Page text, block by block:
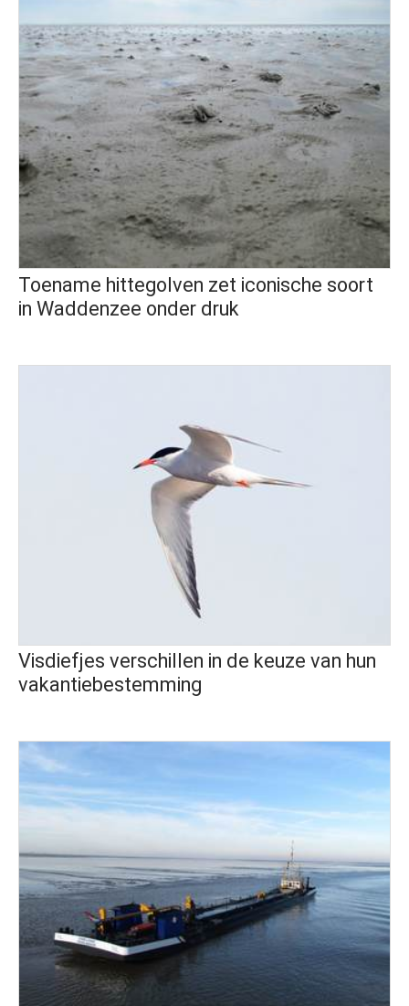
Toename hittegolven zet iconische soort
in Waddenzee onder druk
Visdiefjes verschillen in de keuze van hun
vakantiebestemming